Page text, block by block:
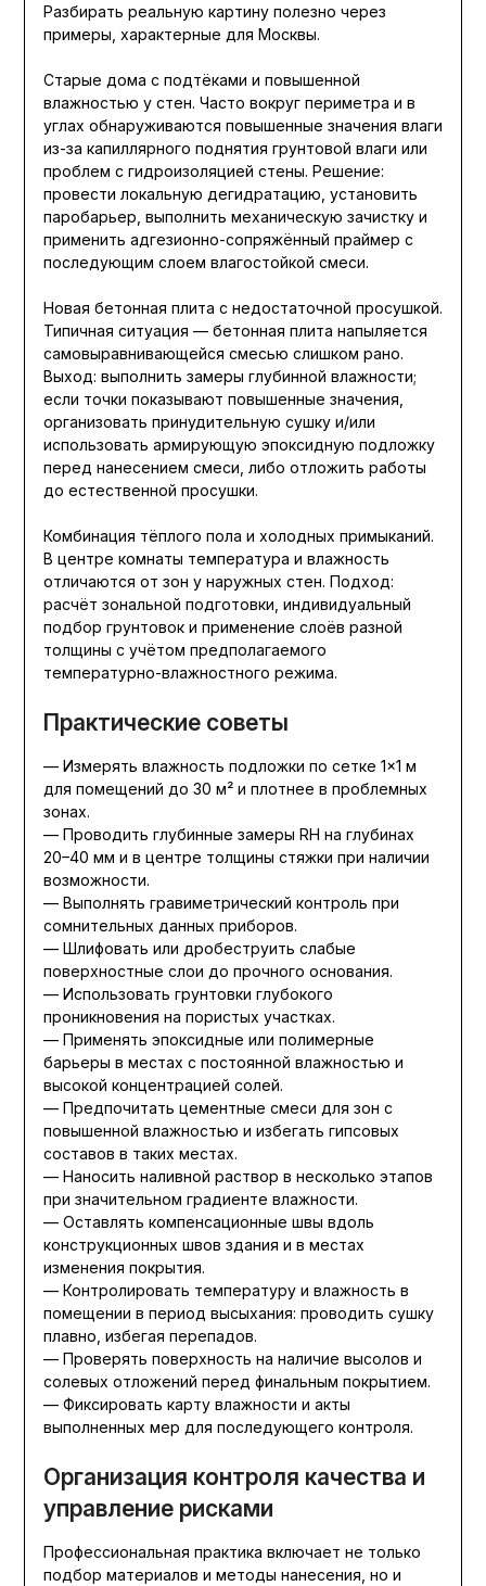
Разбирать реальную картину полезно через
примеры, характерные для Москвы.
Старые дома с подтёками и повышенной
влажностью у стен. Часто вокруг периметра и в
углах обнаруживаются повышенные значения влаги
из-за капиллярного поднятия грунтовой влаги или
проблем с гидроизоляцией стены. Решение:
провести локальную дегидратацию, установить
паробарьер, выполнить механическую зачистку и
применить адгезионно-сопряжённый праймер с
последующим слоем влагостойкой смеси.
Новая бетонная плита с недостаточной просушкой.
Типичная ситуация — бетонная плита напыляется
самовыравнивающейся смесью слишком рано.
Выход: выполнить замеры глубинной влажности;
если точки показывают повышенные значения,
организовать принудительную сушку и/или
использовать армирующую эпоксидную подложку
перед нанесением смеси, либо отложить работы
до естественной просушки.
Комбинация тёплого пола и холодных примыканий.
В центре комнаты температура и влажность
отличаются от зон у наружных стен. Подход:
расчёт зональной подготовки, индивидуальный
подбор грунтовок и применение слоёв разной
толщины с учётом предполагаемого
температурно-влажностного режима.
Практические советы
— Измерять влажность подложки по сетке 1×1 м
для помещений до 30 м² и плотнее в проблемных
зонах.
— Проводить глубинные замеры RH на глубинах
20–40 мм и в центре толщины стяжки при наличии
возможности.
— Выполнять гравиметрический контроль при
сомнительных данных приборов.
— Шлифовать или дробеструить слабые
поверхностные слои до прочного основания.
— Использовать грунтовки глубокого
проникновения на пористых участках.
— Применять эпоксидные или полимерные
барьеры в местах с постоянной влажностью и
высокой концентрацией солей.
— Предпочитать цементные смеси для зон с
повышенной влажностью и избегать гипсовых
составов в таких местах.
— Наносить наливной раствор в несколько этапов
при значительном градиенте влажности.
— Оставлять компенсационные швы вдоль
конструкционных швов здания и в местах
изменения покрытия.
— Контролировать температуру и влажность в
помещении в период высыхания: проводить сушку
плавно, избегая перепадов.
— Проверять поверхность на наличие высолов и
солевых отложений перед финальным покрытием.
— Фиксировать карту влажности и акты
выполненных мер для последующего контроля.
Организация контроля качества и
управление рисками
Профессиональная практика включает не только
подбор материалов и методы нанесения, но и